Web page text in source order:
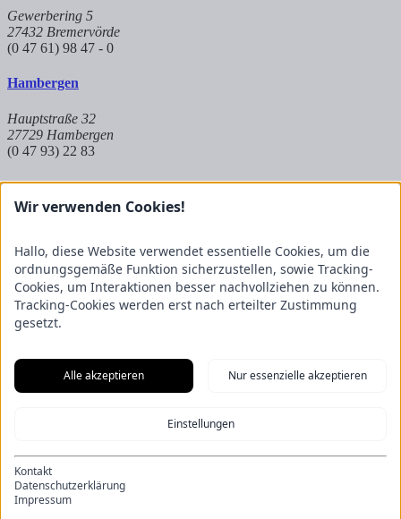
Gewerbering 5
27432 Bremervörde
(0 47 61) 98 47 - 0
Hambergen
Hauptstraße 32
27729 Hambergen
(0 47 93) 22 83
Hoya
(0 42 51) 9 83 8 - 573
Partnerbetrieb Mangels
Raiffeisenstraße 20
(0 47 45) 23 697 - 50
Newsletter
Kontakt
AGB
Wir verwenden Cookies!
Hallo, diese Website verwendet essentielle Cookies, um die
ordnungsgemäße Funktion sicherzustellen, sowie Tracking-
Cookies, um Interaktionen besser nachvollziehen zu können.
Tracking-Cookies werden erst nach erteilter Zustimmung
gesetzt.
Alle akzeptieren Nur essenzielle akzeptieren
Einstellungen
Kontakt
Datenschutzerklärung
Impressum